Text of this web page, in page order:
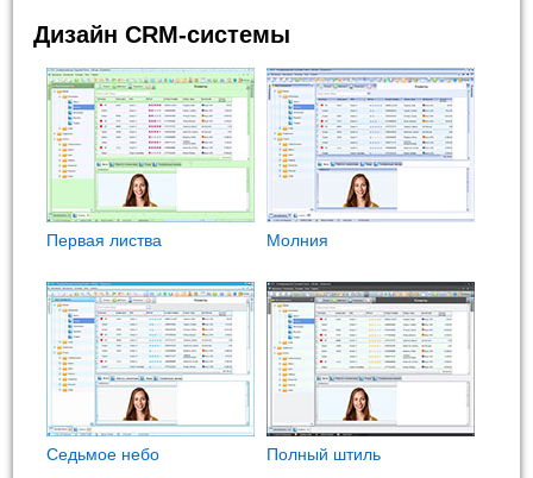
Дизайн CRM-системы
Первая листва Молния
Седьмое небо Полный штиль